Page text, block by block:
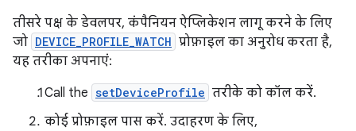
तीसरे पक्ष के डेवलपर, कंपैनियन ऐप्लिकेशन लागू करने के लिए
जो DEVICE_PROFILE_WATCH प्रोफ़ाइल का अनुरोध करता है,
यह तरीका अपनाएं:
Call the setDeviceProfile तरीके को कॉल करें.
कोई प्रोफ़ाइल पास करें. उदाहरण के लिए,